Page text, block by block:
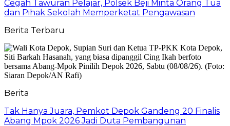
Cegah Tawuran Pelajar, Polsek Beji Minta Orang Tua
dan Pihak Sekolah Memperketat Pengawasan
Berita Terbaru
Berita
Tak Hanya Juara, Pemkot Depok Gandeng 20 Finalis
Abang Mpok 2026 Jadi Duta Pembangunan